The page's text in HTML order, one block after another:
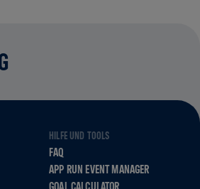
HILFE UND TOOLS
FAQ
APP RUN EVENT MANAGER
GOAL CALCULATOR